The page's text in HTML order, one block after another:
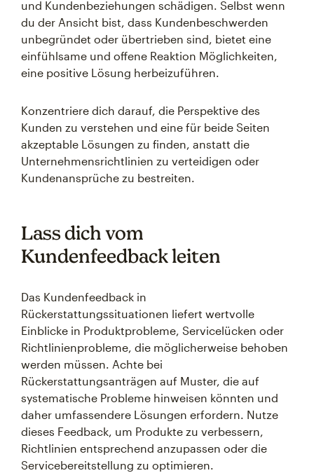
und Kundenbeziehungen schädigen. Selbst wenn
du der Ansicht bist, dass Kundenbeschwerden
unbegründet oder übertrieben sind, bietet eine
einfühlsame und offene Reaktion Möglichkeiten,
eine positive Lösung herbeizuführen.
Konzentriere dich darauf, die Perspektive des
Kunden zu verstehen und eine für beide Seiten
akzeptable Lösungen zu finden, anstatt die
Unternehmensrichtlinien zu verteidigen oder
Kundenansprüche zu bestreiten.
Lass dich vom
Kundenfeedback leiten
Das Kundenfeedback in
Rückerstattungssituationen liefert wertvolle
Einblicke in Produktprobleme, Servicelücken oder
Richtlinienprobleme, die möglicherweise behoben
werden müssen. Achte bei
Rückerstattungsanträgen auf Muster, die auf
systematische Probleme hinweisen könnten und
daher umfassendere Lösungen erfordern. Nutze
dieses Feedback, um Produkte zu verbessern,
Richtlinien entsprechend anzupassen oder die
Servicebereitstellung zu optimieren.